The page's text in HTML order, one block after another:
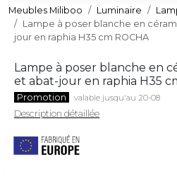
Meubles Miliboo Luminaire
Lampe à poser blanche en
jour en raphia H35 cm ROCHA
Lampe à poser blanche en
et abat-jour en raphia H35
Promotion valable jusqu'au 20-08
Description détaillée